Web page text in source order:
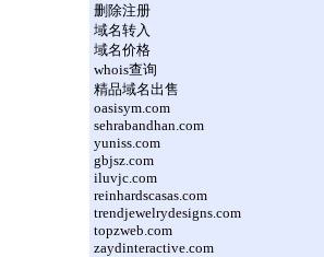
删除注册
域名转入
域名价格
whois查询
精品域名出售
oasisym.com
sehrabandhan.com
yuniss.com
gbjsz.com
iluvjc.com
reinhardscasas.com
trendjewelrydesigns.com
topzweb.com
zaydinteractive.com